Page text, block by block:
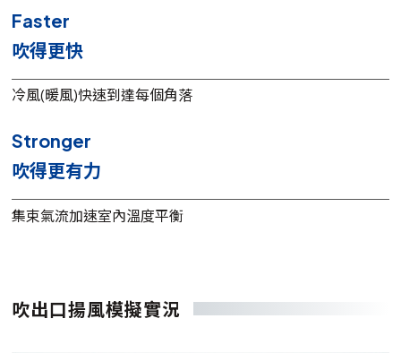
Faster
吹得更快
冷風(暖風)快速到達每個角落
Stronger
吹得更有力
集束氣流加速室內溫度平衡
吹出口揚風模擬實況